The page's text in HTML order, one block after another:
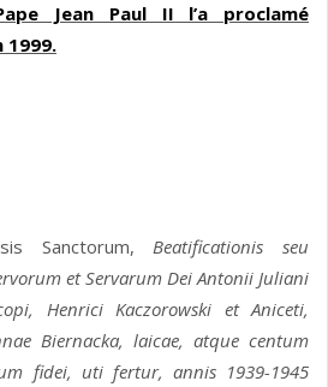
Jean Paul II l’a proclamé
1999.
Sanctorum,Beatificationis seu
et Servarum Dei Antonii Juliani
Henrici Kaczorowski et Aniceti,
Biernacka, laicae, atque centum
fidei, uti fertur, annis 1939-1945